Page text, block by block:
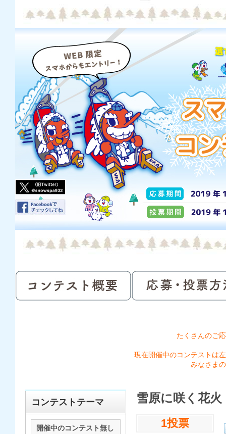
たくさんのご
現在開催中のコンテストは
みなさま
コンテストテーマ
開催中のコンテスト無し
雪原に咲く花火
1投票